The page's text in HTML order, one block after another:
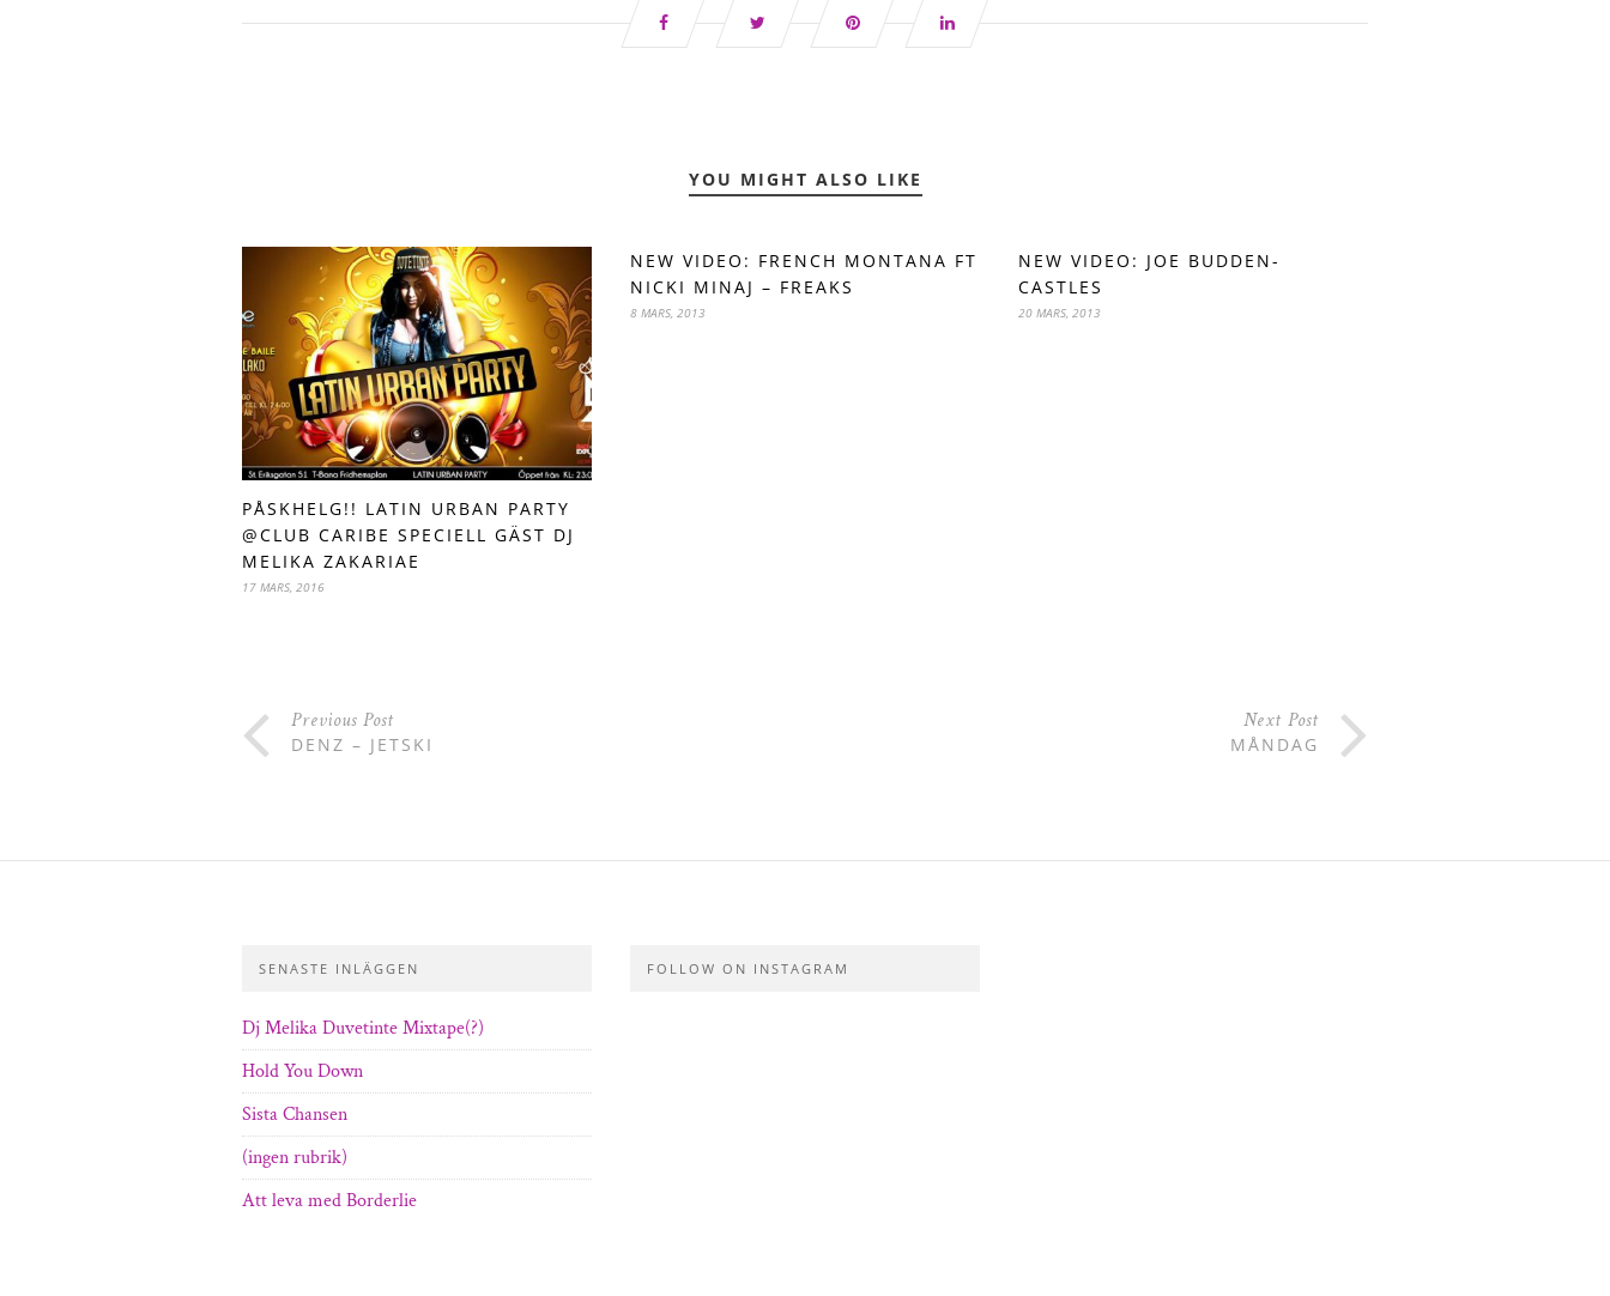
YOU MIGHT ALSO LIKE
PÅSKHELG!! LATIN URBAN PARTY
@CLUB CARIBE SPECIELL GÄST DJ
MELIKA ZAKARIAE
17 MARS, 2016
NEW VIDEO: FRENCH MONTANA FT
NICKI MINAJ – FREAKS
8 MARS, 2013
NEW VIDEO: JOE BUDDEN-
CASTLES
20 MARS, 2013
Previous Post
DENZ – JETSKI
Next Post
MÅNDAG
SENASTE INLÄGGEN
Dj Melika Duvetinte Mixtape(?)
Hold You Down
Sista Chansen
(ingen rubrik)
Att leva med Borderlie
FOLLOW ON INSTAGRAM